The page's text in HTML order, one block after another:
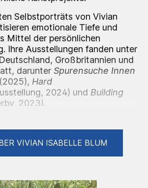
Selbstporträts von Vivian
emotionale Tiefe und
Mittel der persönlichen
Ihre Ausstellungen fanden unter
Deutschland, Großbritannien und
darunter Spurensuche Innen
(2025), Hard
2024) und Building
2023).
und sozialem
schafft sie emotionale Zugänge
Dialog über kulturelle und
VIVIAN ISABELLE BLUM